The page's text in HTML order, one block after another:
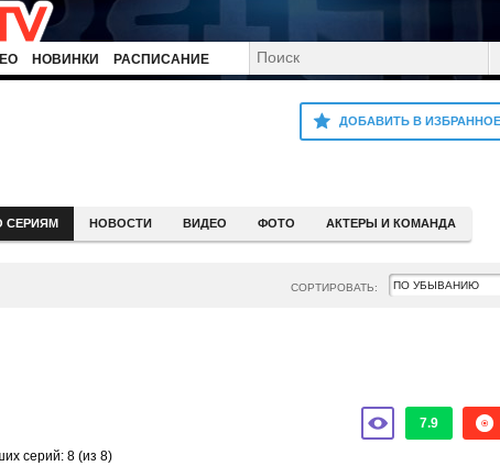
НОВИНКИ РАСПИСАНИЕ
ДОБАВИТЬ В ИЗБРАННОЕ
СЕРИЯМ НОВОСТИ ВИДЕО ФОТО АКТЕРЫ И КОМАНДА
СОРТИРОВАТЬ:
7.9
серий: 8 (из 8)